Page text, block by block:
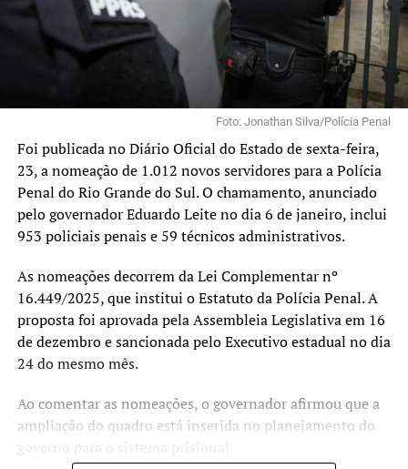
Foto: Jonathan Silva/Polícia Penal
Foi publicada no Diário Oficial do Estado de sexta-feira,
23, a nomeação de 1.012 novos servidores para a Polícia
Penal do Rio Grande do Sul. O chamamento, anunciado
pelo governador Eduardo Leite no dia 6 de janeiro, inclui
953 policiais penais e 59 técnicos administrativos.
As nomeações decorrem da Lei Complementar nº
16.449/2025, que institui o Estatuto da Polícia Penal. A
proposta foi aprovada pela Assembleia Legislativa em 16
de dezembro e sancionada pelo Executivo estadual no dia
24 do mesmo mês.
Ao comentar as nomeações, o governador afirmou que a
ampliação do quadro está inserida no planejamento do